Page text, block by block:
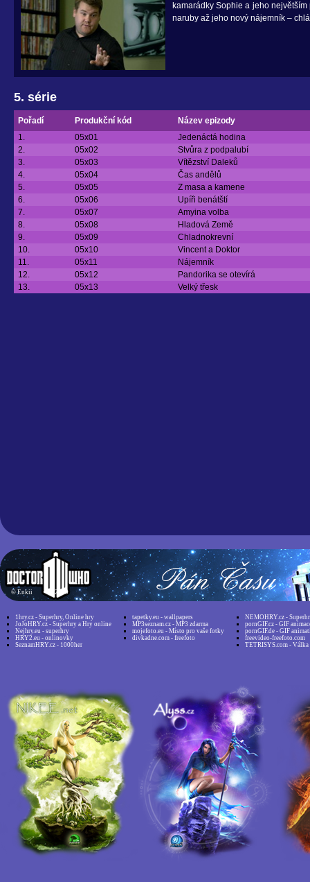
kamarádky Sophie a jeho
naruby až jeho nový nájemník –
5. série
Pořadí Produkční kód
Název epizody
1.
05x01
Jedenáctá hodina
2.
05x02
Stvůra z podpalubí
3.
05x03
Vítězství Daleků
4.
05x04
Čas andělů
5.
05x05
Z masa a kamene
6.
05x06
Upíři benátští
7.
05x07
Amyina volba
8.
05x08
Hladová Země
9.
05x09
Chladnokrevní
10.
05x10
Vincent a Doktor
11.
05x11
Nájemník
12.
05x12
Pandorika se otevírá
13.
05x13 Velký třesk
©Enkii 2019
1hry.cz - Superhry, Online hry
JoJoHRY.cz - Superhry a Hry online
Nejhry.eu - superhry
HRY2.eu - onlinovky
SeznamHRY.cz - 1000her
tapetky.eu - wallpapers
MP3seznam.cz - MP3 zdarma
mojefoto.eu - Místo pro vaše fotky
divkadne.com - freefoto
NEMOHRY.cz -
pornGIF.cz - GIF
pornGIF.de - GIF
freevideo-freefoto.com
TETRISYS.com - Válka